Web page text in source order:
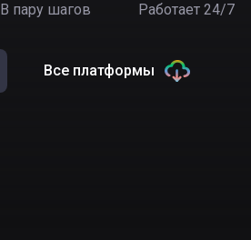
В пару шагов Работает 24/7
Все платформы